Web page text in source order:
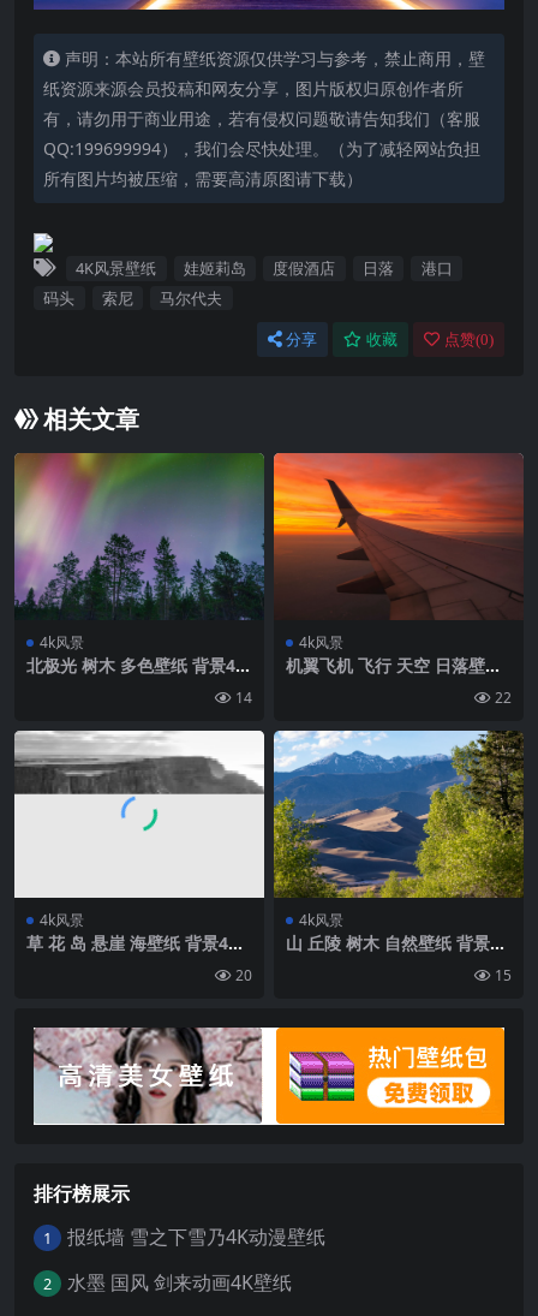
声明：本站所有壁纸资源仅供学习与参考，禁止商用，壁
纸资源来源会员投稿和网友分享，图片版权归原创作者所
有，请勿用于商业用途，若有侵权问题敬请告知我们（客服
QQ:199699994），我们会尽快处理。（为了减轻网站负担
所有图片均被压缩，需要高清原图请下载）
4K风景壁纸 娃姬莉岛 度假酒店 日落
港口
码头
索尼 马尔代夫
分享 收藏 点赞(0)
相关文章
4k风景
北极光 树木 多色壁纸 背景4k
14
4k风景
机翼飞机 飞行 天空 日落壁纸
22
4k风景
草 花 岛 悬崖 海壁纸 背景4k
20
4k风景
山 丘陵 树木 自然壁纸 背景4k
15
排行榜展示
1 报纸墙 雪之下雪乃4K动漫壁纸
2
水墨 国风 剑来动画4K壁纸